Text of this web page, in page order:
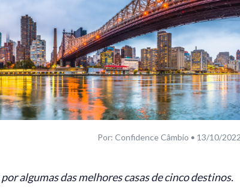
Por: Confidence Câmbio • 13/10/
algumas das melhores casas de cinco destinos.